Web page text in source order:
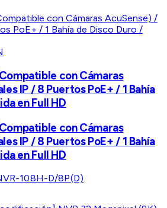
con Cámaras
IP / 8 Puertos PoE+ / 1 Bahía
en Full HD
con Cámaras
IP / 8 Puertos PoE+ / 1 Bahía
en Full HD
108H-D/8P(D)